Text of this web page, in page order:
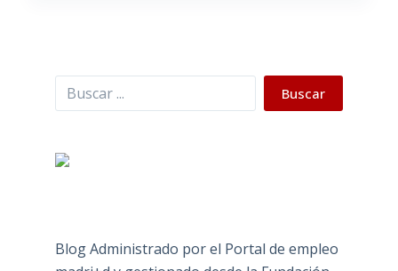
Buscar Buscar
Blog Administrado por el Portal de empleo